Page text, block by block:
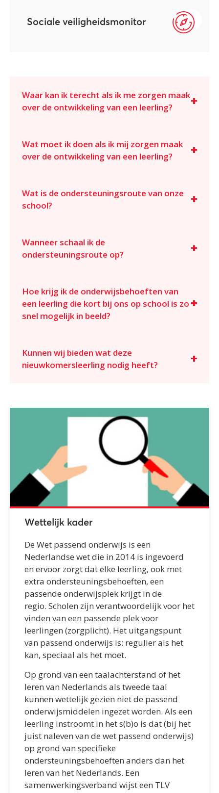
Sociale veiligheidsmonitor
Waar kan ik terecht als ik me zorgen maak
over de ontwikkeling van een leerling?
Wat moet ik doen als ik mij zorgen maak
over de ontwikkeling van een leerling?
Wat is de ondersteuningsroute van onze
school?
Wanneer schaal ik de
ondersteuningsroute op?
Hoe krijg ik de onderwijsbehoeften van
een leerling die kort bij ons op school is zo
snel mogelijk in beeld?
Kunnen wij bieden wat deze
nieuwkomersleerling nodig heeft?
Wettelijk kader
De Wet passend onderwijs is een
Nederlandse wet die in 2014 is ingevoerd
en ervoor zorgt dat elke leerling, ook met
extra ondersteuningsbehoeften, een
passende onderwijsplek krijgt in de
regio. Scholen zijn verantwoordelijk voor het
vinden van een passende plek voor
leerlingen (zorgplicht). Het uitgangspunt
van passend onderwijs is: regulier als het
kan, speciaal als het moet.
Op grond van een taalachterstand of het
leren van Nederlands als tweede taal
kunnen wettelijk gezien niet de passend
onderwijsmiddelen ingezet worden. Als een
leerling instroomt in het s(b)o is dat (bij het
juist naleven van de wet passend onderwijs)
op grond van specifieke
ondersteuningsbehoeften anders dan het
leren van het Nederlands. Een
samenwerkingsverband wijst een TLV